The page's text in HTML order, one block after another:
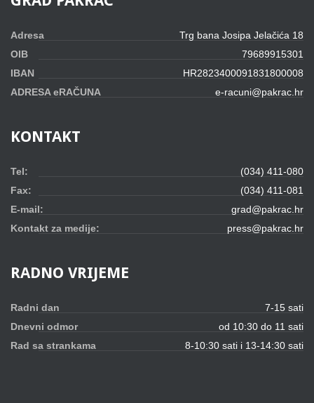
Adresa
Trg bana Josipa Jelačića 18
OIB
79689915301
IBAN
HR2823400091831800008
ADRESA eRAČUNA
e-racuni@pakrac.hr
KONTAKT
Tel:
(034) 411-080
Fax:
(034) 411-081
E-mail:
grad@pakrac.hr
Kontakt za medije:
press@pakrac.hr
RADNO VRIJEME
Radni dan
7-15 sati
Dnevni odmor
od 10:30 do 11 sati
Rad sa strankama
8-10:30 sati i 13-14:30 sati